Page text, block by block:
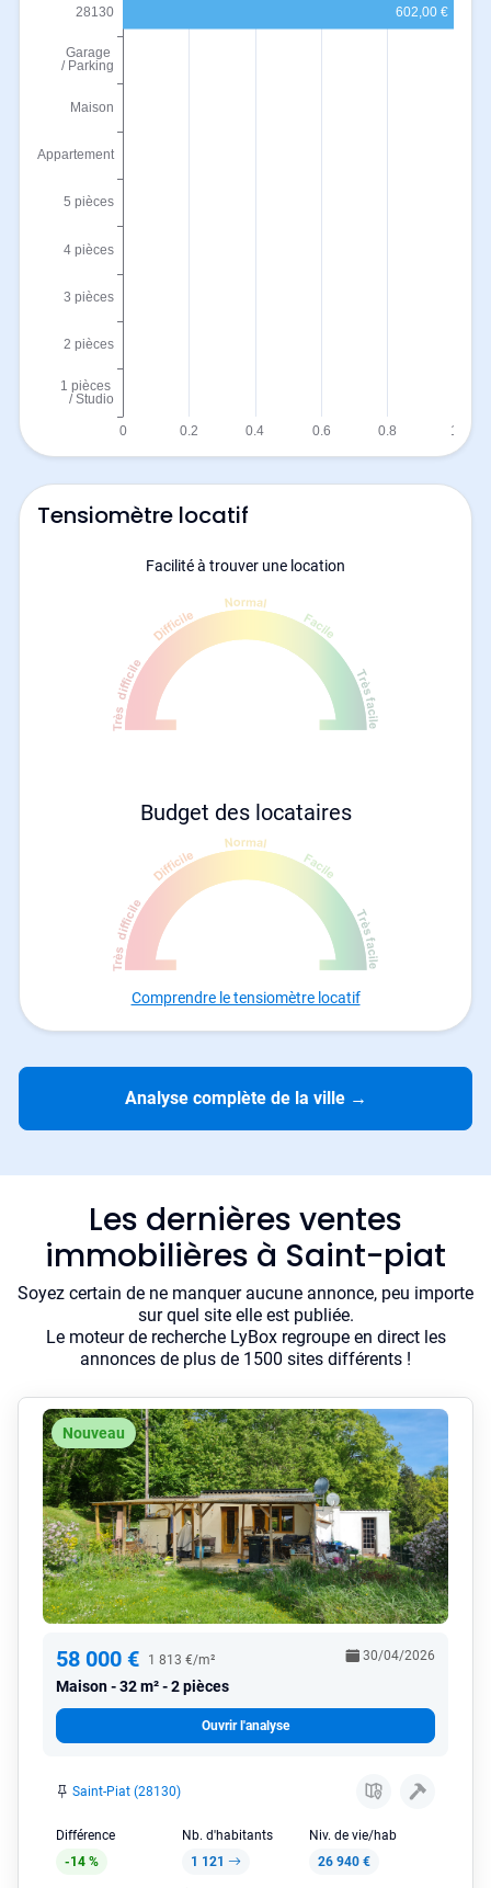
Tensiomètre locatif
Facilité à trouver une location
Budget des locataires
Comprendre le tensiomètre locatif
Analyse complète de la ville →
Les dernières ventes
immobilières à Saint-piat
Soyez certain de ne manquer aucune annonce, peu importe
sur quel site elle est publiée.
Le moteur de recherche LyBox regroupe en direct les
annonces de plus de 1500 sites différents !
Nouveau
58 000 € 1 813 €/m²
Maison 32 m² - 2 pièces
30/04/2026
Ouvrir l'analyse
Saint-Piat (28130)
Différence
-14 %
Nb. d'habitants
1 121
Niv. de vie/hab
26 940 €